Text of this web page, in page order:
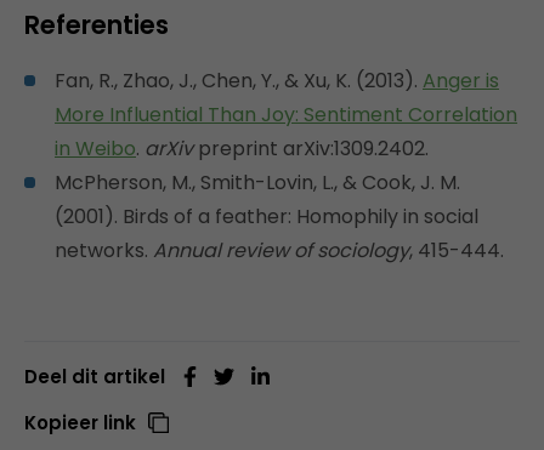
Referenties
Fan, R., Zhao, J., Chen, Y., & Xu, K. (2013). Anger is
More Influential Than Joy: Sentiment Correlation
in Weibo. arXivpreprint arXiv:1309.2402.
McPherson, M., Smith-Lovin, L., & Cook, J. M.
(2001). Birds of a feather: Homophily in social
networks. Annual review of sociology, 415-444.
Deel dit artikel
Kopieer link